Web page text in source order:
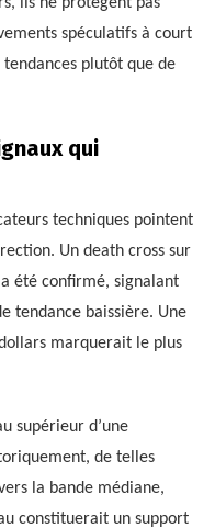
spéculatifs à court
plutôt que de
qui
techniques pointent
Un death cross sur
été confirmé, signalant
tendance baissière. Une
marquerait le plus
supérieur d’une
de telles
la bande médiane,
constituerait un support